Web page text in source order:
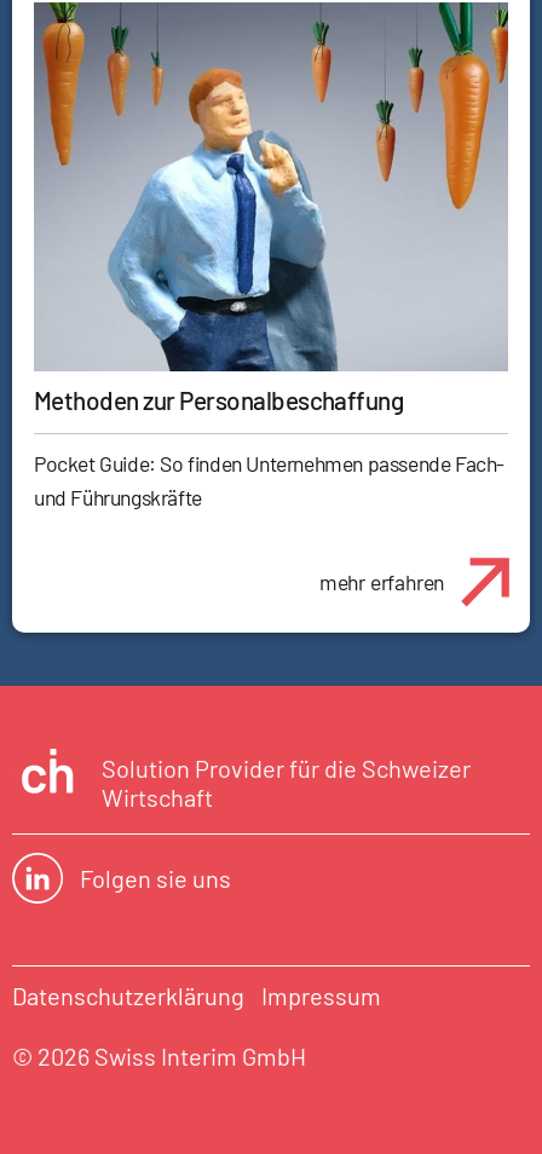
Methoden zur Personalbeschaffung
Pocket Guide: So finden Unternehmen passende Fach-
und Führungskräfte
mehr erfahren
Solution Provider für die Schweizer
Wirtschaft
Folgen sie uns
Datenschutzerklärung Impressum
© 2026 Swiss Interim GmbH